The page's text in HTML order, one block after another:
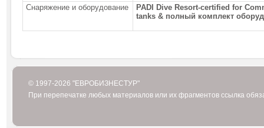
Снаряжение и оборудование
PADI Dive Resort-certified for
tanks & полный комплект
© 1997-2026 "ЕВРОБИЗНЕСТУР"
При перепечатке любых материалов или их фрагментов ссылка